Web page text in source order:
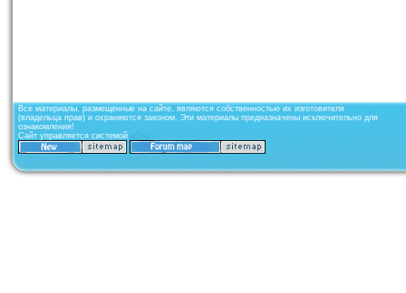
Все материалы, размещенные на сайте, являются собственностью их изготовителя
(владельца прав) и охраняются законом. Эти материалы предназначены исключительно для
ознакомления!
Сайт управляется системой